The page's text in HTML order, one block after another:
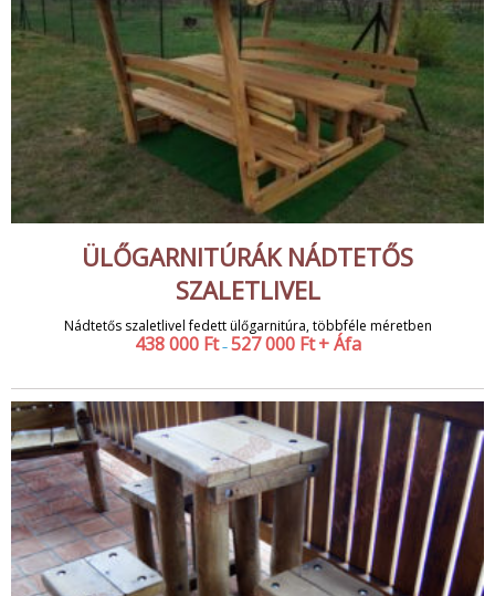
ÜLŐGARNITÚRÁK NÁDTETŐS
SZALETLIVEL
Nádtetős szaletlivel fedett ülőgarnitúra, többféle méretben
438 000 Ft – 527 000 Ft + Áfa